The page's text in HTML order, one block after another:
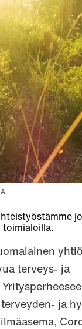
toimialoilla.
terveys- ja
ja